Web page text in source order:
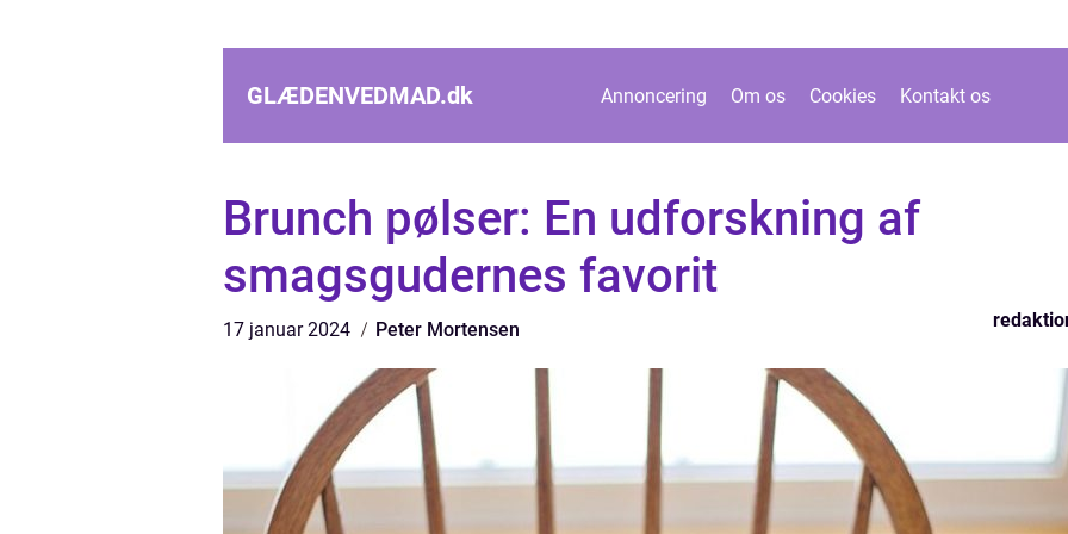
GLÆDENVEDMAD.dk Annoncering Om os Cookies Kontakt os
Brunch pølser: En udforskning af
smagsgudernes favorit
17 januar 2024 Peter Mortensen